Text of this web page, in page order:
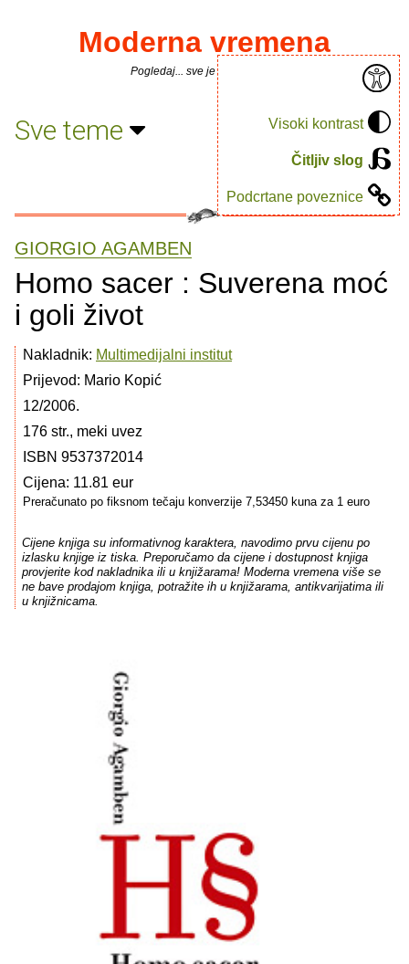
Visoki kontrast
Čitljiv slog
Podcrtane poveznice
Moderna vremena
Pogledaj... sve je puno knjiga.
Sve teme
GIORGIO AGAMBEN
Homo sacer : Suverena moć
i goli život
Nakladnik: Multimedijalni institut
Prijevod: Mario Kopić
12/2006.
176 str., meki uvez
ISBN 9537372014
Cijena: 11.81 eur
Preračunato po fiksnom tečaju konverzije 7,53450 kuna za 1 euro
Cijene knjiga su informativnog karaktera, navodimo prvu cijenu po
izlasku knjige iz tiska. Preporučamo da cijene i dostupnost knjiga
provjerite kod nakladnika ili u knjižarama! Moderna vremena više se
ne bave prodajom knjiga, potražite ih u knjižarama, antikvarijatima ili
u knjižnicama.